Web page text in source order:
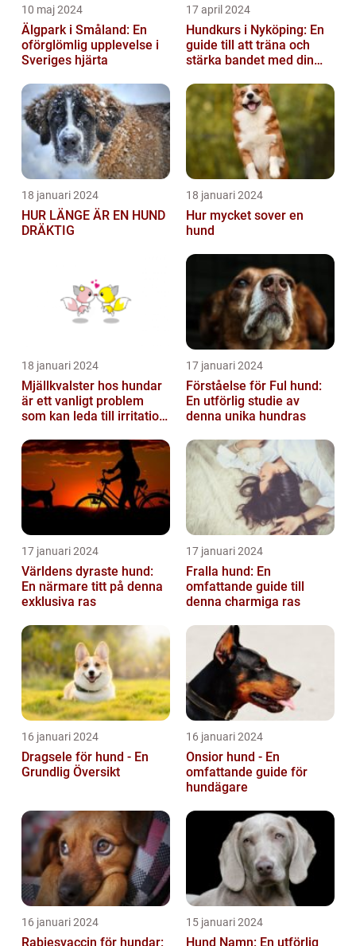
10 maj 2024
Älgpark i Småland: En
oförglömlig upplevelse i
Sveriges hjärta
17 april 2024
Hundkurs i Nyköping: En
guide till att träna och
stärka bandet med din
18 januari 2024
HUR LÄNGE ÄR EN HUND
DRÄKTIG
18 januari 2024
Hur mycket sover en
hund
18 januari 2024
Mjällkvalster hos hundar
är ett vanligt problem
som kan leda till irritation
hun...
17 januari 2024
Förståelse för Ful hund:
En utförlig studie av
denna unika hundras
17 januari 2024
Världens dyraste hund:
En närmare titt på denna
exklusiva ras
17 januari 2024
Fralla hund: En
omfattande guide till
denna charmiga ras
16 januari 2024
Dragsele för hund - En
Grundlig Översikt
16 januari 2024
Onsior hund - En
omfattande guide för
hundägare
16 januari 2024
Rabiesvaccin för hundar:
15 januari 2024
Hund Namn: En utförlig